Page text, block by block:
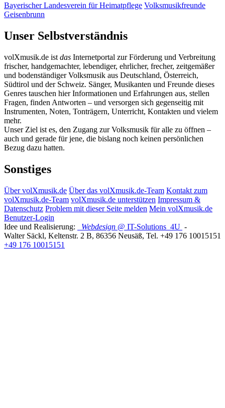
Bayerischer Landesverein für Heimatpflege Volksmusikfreunde
Geisenbrunn
Unser Selbstverständnis
volXmusik.de ist das Internetportal zur Förderung und Verbreitung
frischer, handgemachter, lebendiger, ehrlicher, frecher, zeitgemäßer
und bodenständiger Volksmusik aus Deutschland, Österreich,
Südtirol und der Schweiz. Sänger, Musikanten und Freunde dieses
Genres tauschen hier Informationen und Erfahrungen aus, stellen
Fragen, finden Antworten – und versorgen sich gegenseitig mit
Instrumenten, Noten, Tonträgern, Unterricht, Kontakten und vielem
mehr.
Unser Ziel ist es, den Zugang zur Volksmusik für alle zu öffnen –
auch und gerade für jene, die bislang noch keinen persönlichen
Bezug dazu hatten.
Sonstiges
Über volXmusik.de Über das volXmusik.de-Team Kontakt zum
volXmusik.de-Team volXmusik.de unterstützen Impressum &
Datenschutz Problem mit dieser Seite melden Mein volXmusik.de
Benutzer-Login
Idee und Realisierung:
Webdesign @ IT-Solutions 4U -
Walter Säckl, Keltenstr. 2 B, 86356 Neusäß, Tel. +49 176 10015151
+49 176 10015151